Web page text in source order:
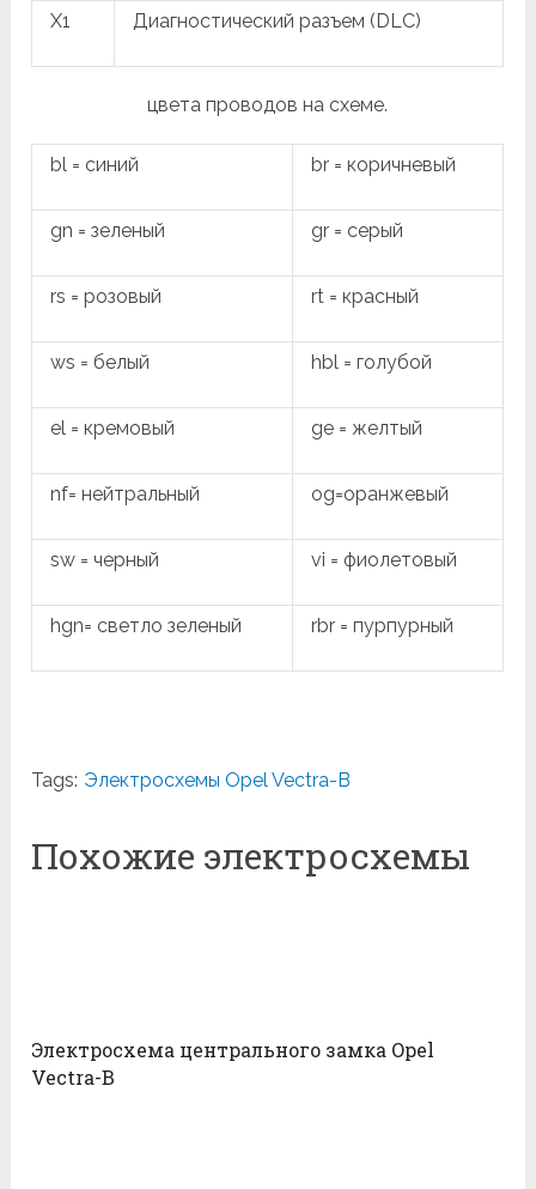
X1 Диагностический разъем (DLC)
цвета проводов на схеме.
bl = синий br = коричневый
gn = зеленый gr = серый
rs = розовый rt = красный
ws = белый hbl = голубой
el = кремовый ge = желтый
nf= нейтральный og=оранжевый
sw = черный vi = фиолетовый
hgn= светло зеленый rbr = пурпурный
Tags: Электросхемы Opel Vectra-B
Похожие электросхемы
Электросхема центрального замка Opel
Vectra-B